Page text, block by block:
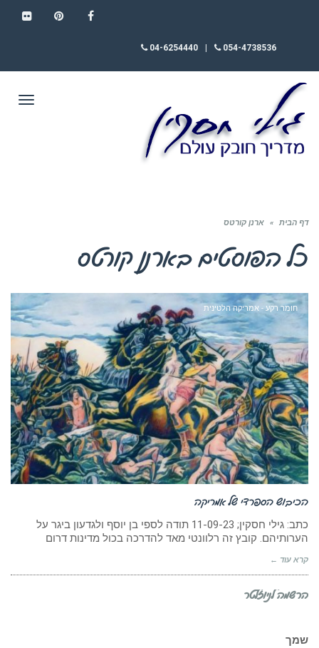
054-4738536
04-6254440
דף הבית » ארנן קורטס
כל הפוסטים בארנן קורטס
חומר רקע - אמריקה הלטינית
הכיבוש הספרדי של אמריקה
כתב: גילי חסקין; 11-09-23 תודה לספי בן יוסף ולגדעון ביגר על
הערותיהם. קובץ זה רלוונטי מאד להדרכה בכול מדינות דרום
קרא עוד ←
הרשמה לניוזלטר
שמך